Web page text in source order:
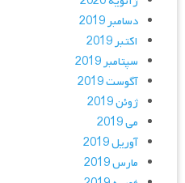
دسامبر 2019
اکتبر 2019
سپتامبر 2019
آگوست 2019
ژوئن 2019
می 2019
آوریل 2019
مارس 2019